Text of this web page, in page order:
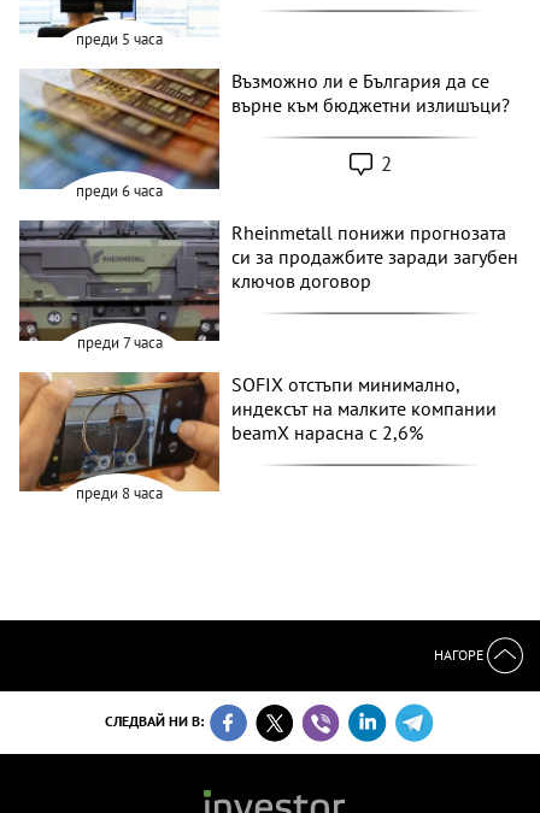
преди 5 часа
преди 6 часа
Възможно ли е България да се
върне към бюджетни излишъци?
2
преди 7 часа
Rheinmetall понижи прогнозата
си за продажбите заради загубен
ключов договор
преди 8 часа
SOFIX отстъпи минимално,
индексът на малките компании
beamX нарасна с 2,6%
НАГОРЕ
СЛЕДВАЙ НИ В: